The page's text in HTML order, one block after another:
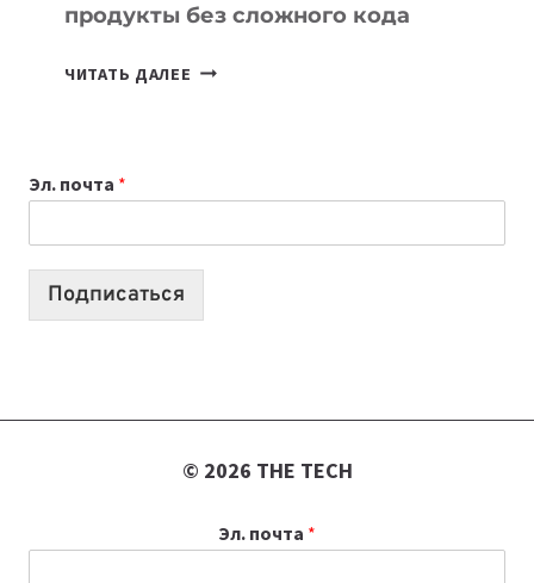
продукты без сложного кода
ЧИТАТЬ ДАЛЕЕ 7
СОЗДАВАТЬ
ПРОДУКТЫ
Эл. почта *
Подписаться
© 2026 THE TECH
Эл. почта *